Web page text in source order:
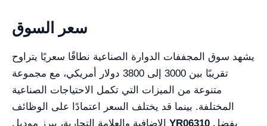
سعر السوق
يشهد سوق المجففات الدوارة الصناعية نطاقًا سعريًا يتراوح
تقريبًا بين 3000 إلى 3800 دولار أمريكي، مع مجموعة
متنوعة من الميزات التي تكمل الاحتياجات الصناعية
المختلفة. بينما قد يختلف السعر اعتمادًا على الوظائف
YR06310